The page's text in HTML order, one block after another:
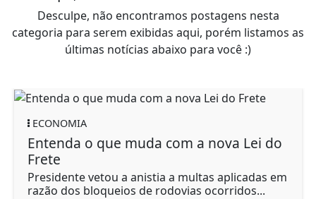
Desculpe, não encontramos postagens nesta
categoria para serem exibidas aqui, porém listamos as
últimas notícias abaixo para você :)
ECONOMIA
Entenda o que muda com a nova Lei do
Frete
Presidente vetou a anistia a multas aplicadas em
razão dos bloqueios de rodovias ocorridos...